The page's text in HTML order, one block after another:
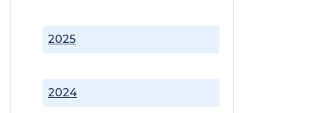
2024
2025